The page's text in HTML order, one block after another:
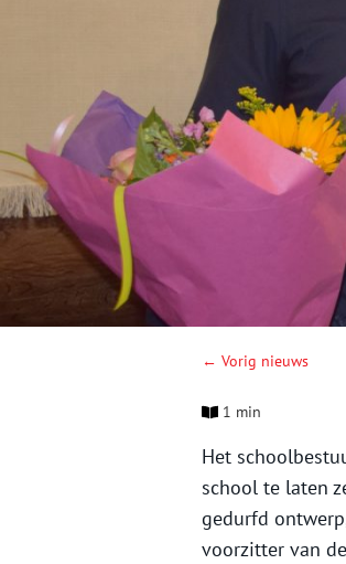
← Vorig nieuws
1 min
Het
school te laten
gedurfd
voorzitter van